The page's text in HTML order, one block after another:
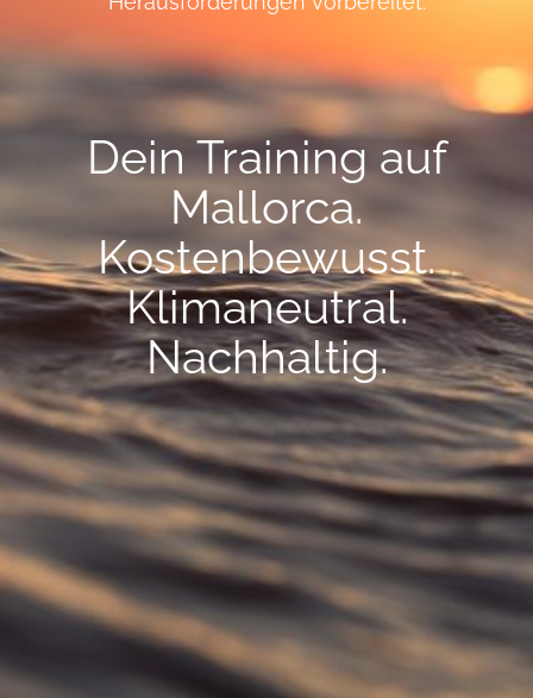
Dein Training auf
Mallorca.
Kostenbewusst.
Klimaneutral.
Nachhaltig.